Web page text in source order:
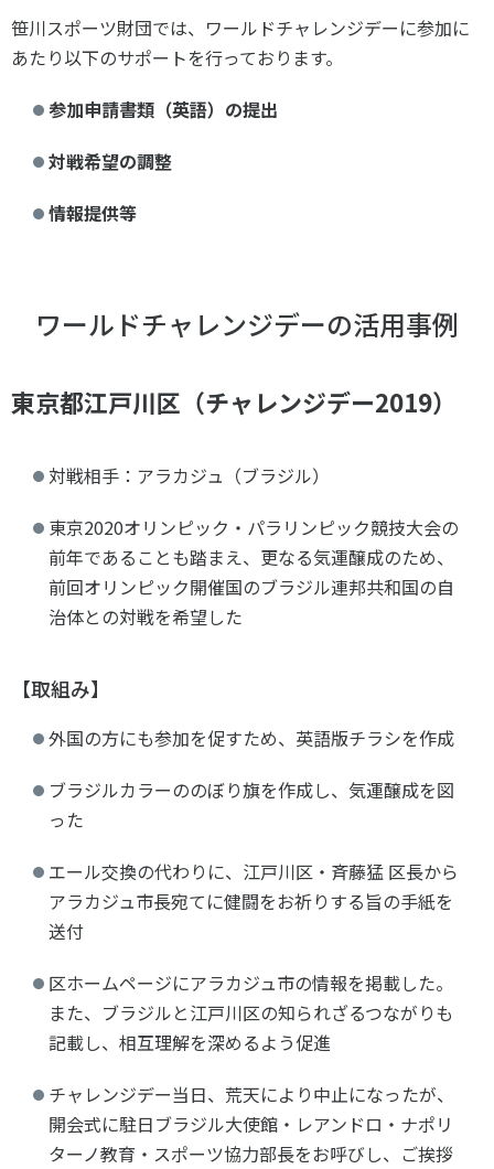
笹川スポーツ財団では、ワールドチャレンジデーに参加に
あたり以下のサポートを行っております。
参加申請書類（英語）の提出
対戦希望の調整
情報提供等
ワールドチャレンジデーの活用事例
東京都江戸川区（チャレンジデー2019）
対戦相手：アラカジュ（ブラジル）
東京2020オリンピック・パラリンピック競技大会の
前年であることも踏まえ、更なる気運醸成のため、
前回オリンピック開催国のブラジル連邦共和国の自
治体との対戦を希望した
【取組み】
外国の方にも参加を促すため、英語版チラシを作成
ブラジルカラーののぼり旗を作成し、気運醸成を図
った
エール交換の代わりに、江戸川区・斉藤猛 区長から
アラカジュ市長宛てに健闘をお祈りする旨の手紙を
送付
区ホームページにアラカジュ市の情報を掲載した。
また、ブラジルと江戸川区の知られざるつながりも
記載し、相互理解を深めるよう促進
チャレンジデー当日、荒天により中止になったが、
開会式に駐日ブラジル大使館・レアンドロ・ナポリ
ターノ教育・スポーツ協力部長をお呼びし、ご挨拶